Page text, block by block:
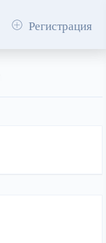
Регистрация